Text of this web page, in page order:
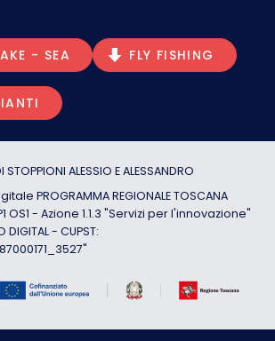
- SEA FLY FISHING
ALESSIO E ALESSANDRO
PROGRAMMA REGIONALE TOSCANA
OS1 - Azione 1.1.3 "Servizi per l'innovazione"
DIGITAL - CUPST: